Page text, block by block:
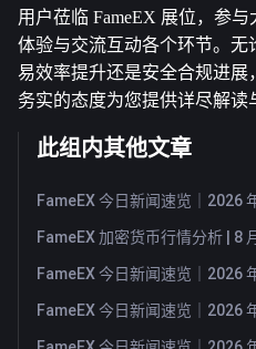
用户莅临 FameEX 展位，参
体验与交流互动各个环节。
易效率提升还是安全合规进展
务实的态度为您提供详尽解读
此组内其他文章